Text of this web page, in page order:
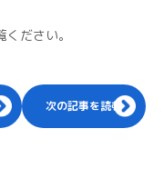
ください。
次の記事を読む